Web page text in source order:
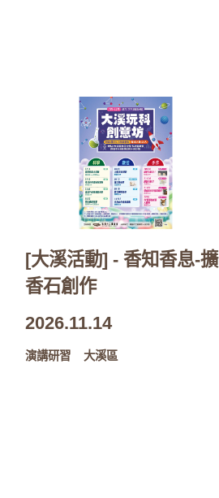
[大溪活動] - 香知香息-擴
香石創作
2026.11.14
演講研習 大溪區